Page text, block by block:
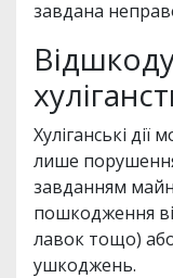
завдана
Хуліганські
лише
завданням
пошкодження
лавок тощо)
ушкоджень.